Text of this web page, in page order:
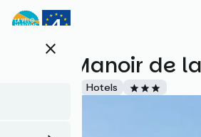
Direkt
zum
close
Hôtel Manoir de
Hotels